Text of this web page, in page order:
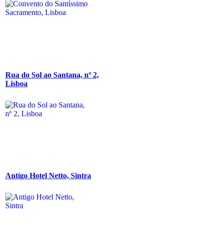
Rua do Sol ao Santana, nº 2,
Lisboa
Antigo Hotel Netto, Sintra